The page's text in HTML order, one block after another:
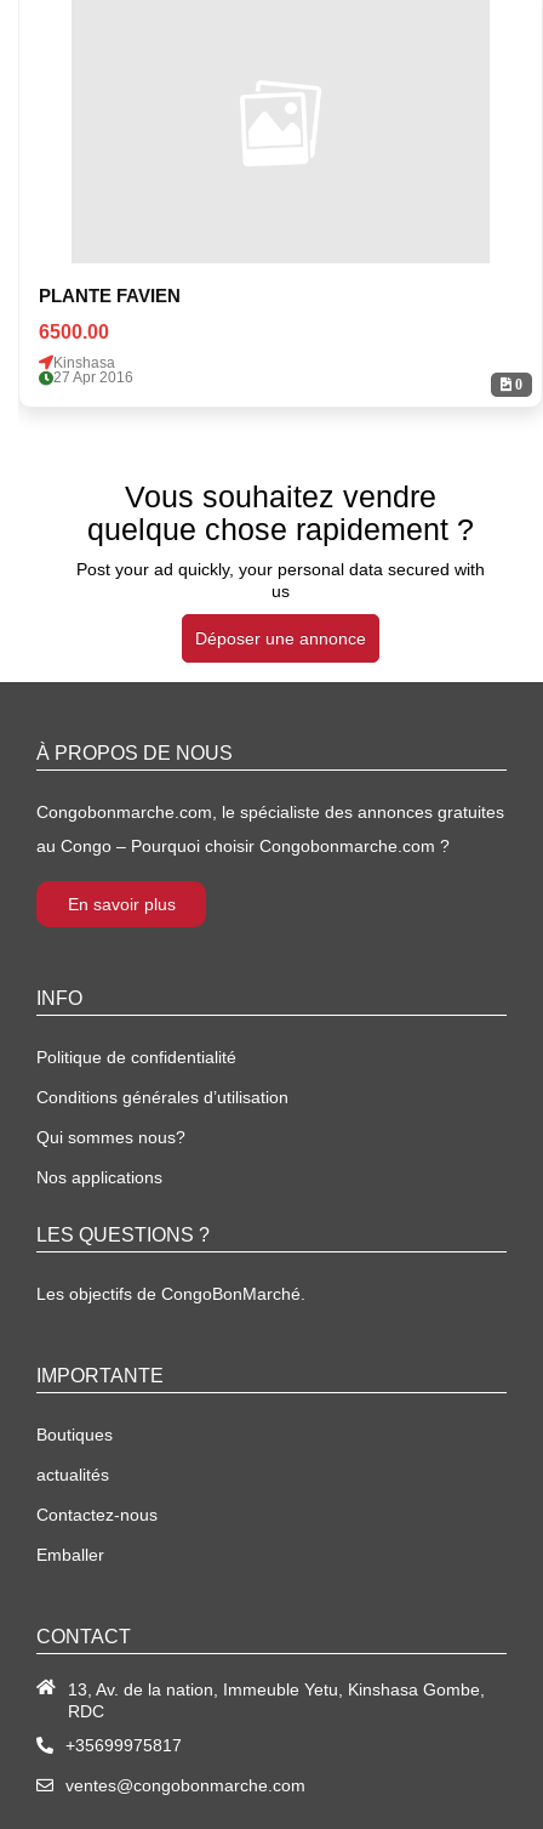
0
PLANTE FAVIEN
6500.00
Kinshasa
27 Apr 2016
Vous souhaitez vendre
quelque chose rapidement ?
Post your ad quickly, your personal data secured with
us
Déposer une annonce
À PROPOS DE NOUS
Congobonmarche.com, le spécialiste des annonces gratuites
au Congo – Pourquoi choisir Congobonmarche.com ?
En savoir plus
INFO
Politique de confidentialité
Conditions générales d’utilisation
Qui sommes nous?
Nos applications
LES QUESTIONS ?
Les objectifs de CongoBonMarché.
IMPORTANTE
Boutiques
actualités
Contactez-nous
Emballer
CONTACT
13, Av. de la nation, Immeuble Yetu, Kinshasa Gombe,
RDC
+35699975817
ventes@congobonmarche.com